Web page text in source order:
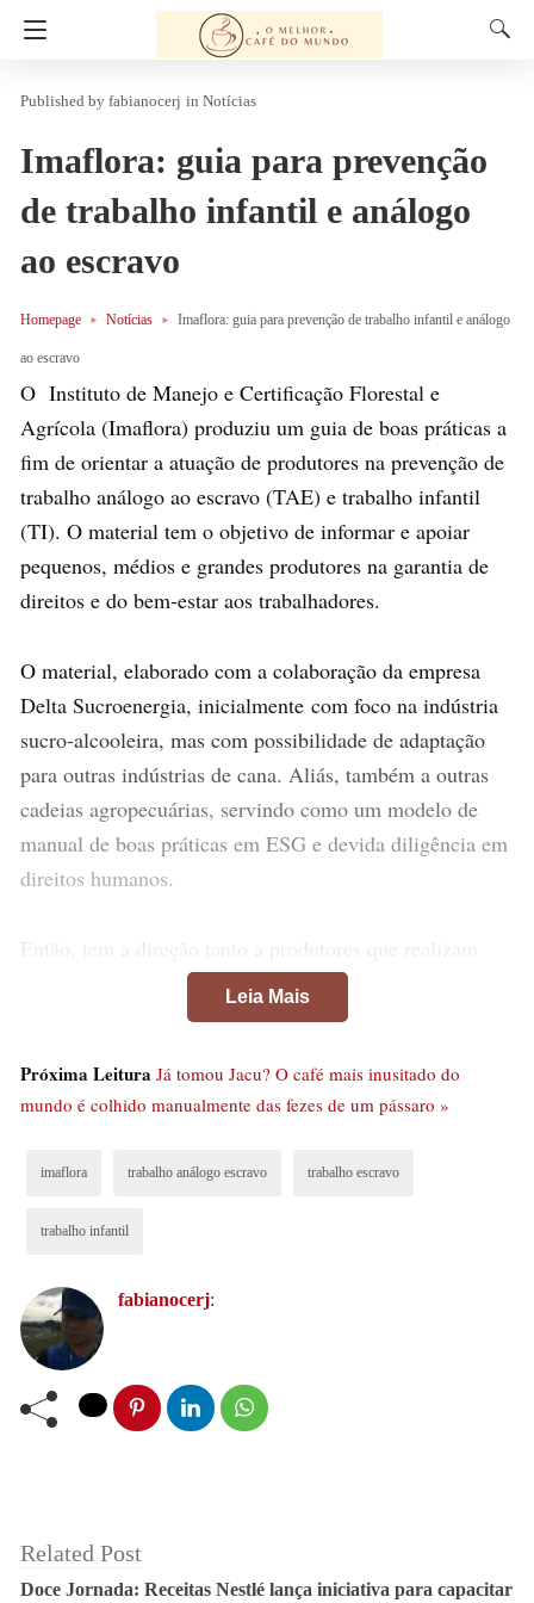
fabianocerj in Notícias
Imaflora: guia para prevenção
de trabalho infantil e análogo
ao escravo
Homepage Notícias Imaflora: guia para prevenção de trabalho infantil e análogo
ao escravo
O Instituto de Manejo e Certificação Florestal e
Agrícola (Imaflora) produziu um guia de boas práticas a
fim de orientar a atuação de produtores na prevenção de
trabalho análogo ao escravo (TAE) e trabalho infantil
(TI). O material tem o objetivo de informar e apoiar
pequenos, médios e grandes produtores na garantia de
direitos e do bem-estar aos trabalhadores.
O material, elaborado com a colaboração da empresa
Delta Sucroenergia, inicialmente com foco na indústria
sucro-alcooleira, mas com possibilidade de adaptação
para outras indústrias de cana. Aliás, também a outras
cadeias agropecuárias, servindo como um modelo de
manual de boas práticas em ESG e devida diligência em
direitos humanos.
Então, tem a direção tanto a produtores que realizam
contratação direta de trabalhadores quanto àqueles que
terceirizam essa relação. Portanto, reforçando que todos
trabalho e com respeito à legislação vigente.
Contratação, alojamento, transporte, alimentação,
equipamentos de proteção individual (EPIs) são alguns
dos temas abordados.
Leia Mais
Próxima Leitura Já tomou Jacu? O café mais inusitado do
mundo é colhido manualmente das fezes de um pássaro »
imaflora trabalho análogo escravo trabalho escravo
trabalho infantil
fabianocerj:
Related Post
Doce Jornada: Receitas Nestlé lança iniciativa para capacitar